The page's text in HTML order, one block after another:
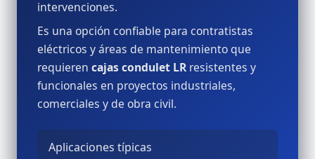
intervenciones.
Es una opción confiable para contratistas
eléctricos y áreas de mantenimiento que
requieren cajas condulet LRresistentes y
funcionales en proyectos industriales,
comerciales y de obra civil.
Aplicaciones típicas